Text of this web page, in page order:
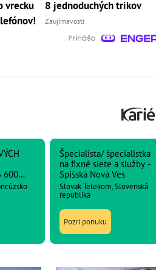
vrecku
8 jednoduchých trikov
Zaujímavosti
600
Špecialista/ špecialistka
na fixné siete a služby -
Spišská Nová Ves
Slovak Telekom, Slovenská
republika
Pozri ponuku